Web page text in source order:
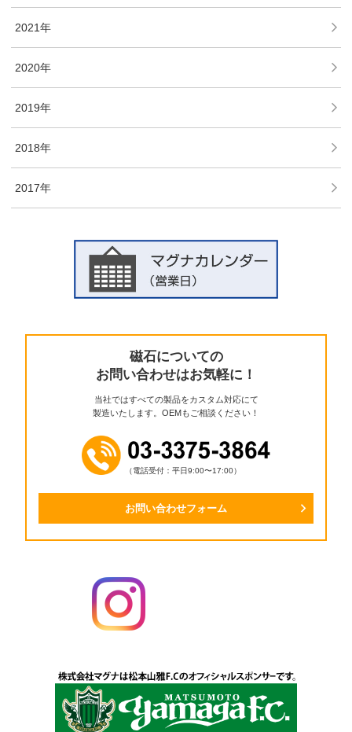
2021年
2020年
2019年
2018年
2017年
磁石についての
お問い合わせはお気軽に！
当社ではすべての製品をカスタム対応にて
製造いたします。OEMもご相談ください！
（電話受付：平日9:00〜17:00）
お問い合わせフォーム